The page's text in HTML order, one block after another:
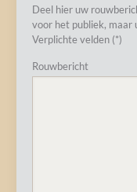
Deel hier uw
voor het publiek, maar
Verplichte velden (*)
Rouwbericht